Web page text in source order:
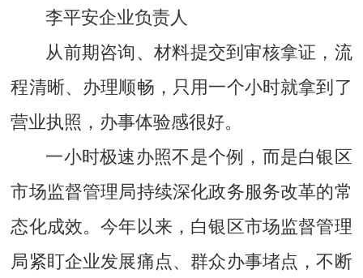
李平安企业负责人
从前期咨询、材料提交到审核拿证，流
程清晰、办理顺畅，只用一个小时就拿到了
营业执照，办事体验感很好。
一小时极速办照不是个例，而是白银区
市场监督管理局持续深化政务服务改革的常
态化成效。今年以来，白银区市场监督管理
局紧盯企业发展痛点、群众办事堵点，不断